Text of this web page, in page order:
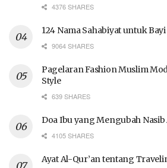
4376 SHARES
124 Nama Sahabiyat untuk
9064 SHARES
Pagelaran Fashion Muslim
Style
639 SHARES
Doa Ibu yang Mengubah
4105 SHARES
Ayat Al-Qur’an tentang